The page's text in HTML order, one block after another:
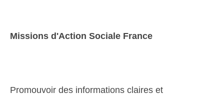
Missions d'Action Sociale France
Promouvoir des informations claires et